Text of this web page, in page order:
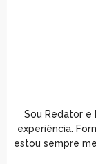
Sou Redator e
experiência.
estou sempre